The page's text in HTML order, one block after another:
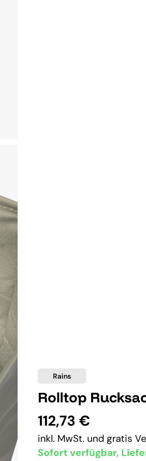
Rains
Rolltop
112,73 €
inkl. MwSt. und gratis
Sofort verfügbar,